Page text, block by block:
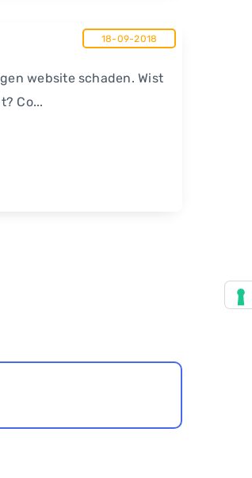
18-09-2018
website schaden. Wist
Co...